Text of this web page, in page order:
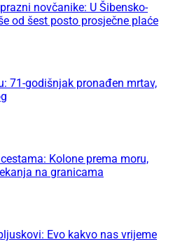
novčanike: U Šibensko-
od šest posto prosječne plaće
71-godišnjak pronađen mrtav,
Kolone prema moru,
na granicama
Evo kakvo nas vrijeme